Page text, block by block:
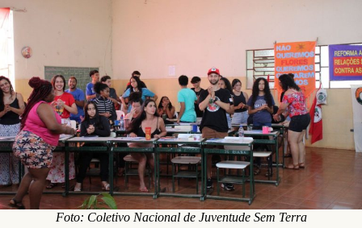
Foto: Coletivo Nacional de Juventude Sem Terra